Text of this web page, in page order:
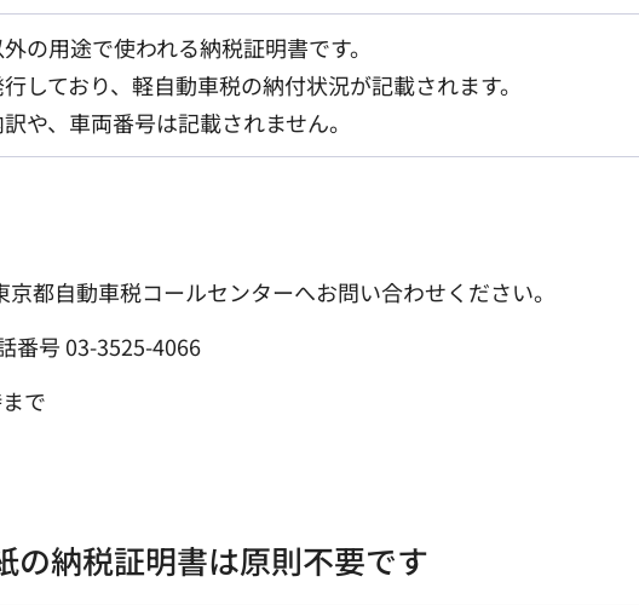
の用途で使われる納税証明書です。
しており、軽自動車税の納付状況が記載されます。
や、車両番号は記載されません。
都自動車税コールセンターへお問い合わせください。
番号 03-3525-4066
で
の納税証明書は原則不要です